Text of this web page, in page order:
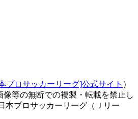
プロサッカーリーグ]公式サイト ）
像等の無断での複製・転載を禁止し
本プロサッカーリーグ（Ｊリー